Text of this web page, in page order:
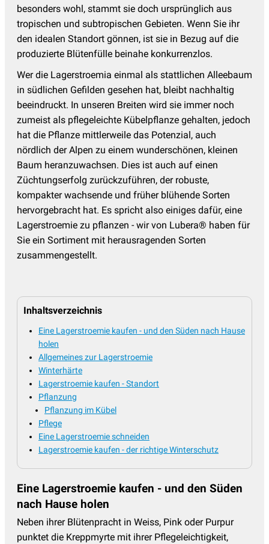
besonders wohl, stammt sie doch ursprünglich aus
tropischen und subtropischen Gebieten. Wenn Sie ihr
den idealen Standort gönnen, ist sie in Bezug auf die
produzierte Blütenfülle beinahe konkurrenzlos.
Wer die Lagerstroemia einmal als stattlichen Alleebaum
in südlichen Gefilden gesehen hat, bleibt nachhaltig
beeindruckt. In unseren Breiten wird sie immer noch
zumeist als pflegeleichte Kübelpflanze gehalten, jedoch
hat die Pflanze mittlerweile das Potenzial, auch
nördlich der Alpen zu einem wunderschönen, kleinen
Baum heranzuwachsen. Dies ist auch auf einen
Züchtungserfolg zurückzuführen, der robuste,
kompakter wachsende und früher blühende Sorten
hervorgebracht hat. Es spricht also einiges dafür, eine
Lagerstroemie zu pflanzen - wir von Lubera® haben für
Sie ein Sortiment mit herausragenden Sorten
zusammengestellt.
Inhaltsverzeichnis
Eine Lagerstroemie kaufen - und den Süden nach Hause
holen
Allgemeines zur Lagerstroemie
Winterhärte
Lagerstroemie kaufen - Standort
Pflanzung
Pflanzung im Kübel
Pflege
Eine Lagerstroemie schneiden
Lagerstroemie kaufen - der richtige Winterschutz
Eine Lagerstroemie kaufen - und den Süden
nach Hause holen
Neben ihrer Blütenpracht in Weiss, Pink oder Purpur
punktet die Kreppmyrte mit ihrer Pflegeleichtigkeit,